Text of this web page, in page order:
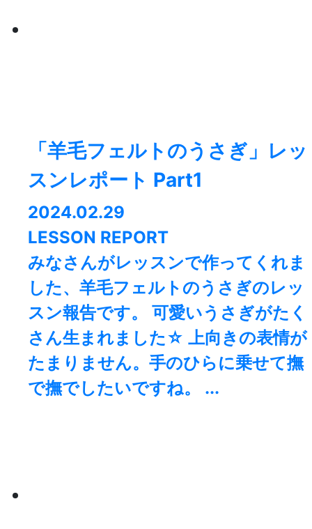
「羊毛フェルトのうさぎ」レッ
スンレポート Part1
2024.02.29
LESSON REPORT
みなさんがレッスンで作ってくれま
した、羊毛フェルトのうさぎのレッ
スン報告です。 可愛いうさぎがたく
さん生まれました☆ 上向きの表情が
たまりません。手のひらに乗せて撫
で撫でしたいですね。 ...